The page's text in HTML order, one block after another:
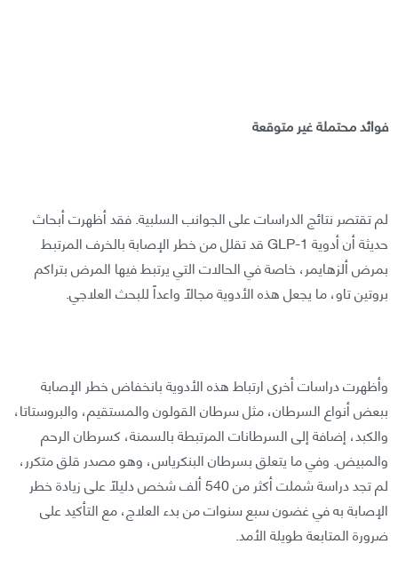
فوائد محتملة غير متوقعة
لم تقتصر نتائج الدراسات على الجوانب السلبية. فقد أظهرت أبحاث
حديثة أن أدوية GLP-1 قد تقلل من خطر الإصابة بالخرف المرتبط
بمرض ألزهايمر، خاصة في الحالات التي يرتبط فيها المرض بتراكم
بروتين تاو، ما يجعل هذه الأدوية مجالاً واعداً للبحث العلاجي.
وأظهرت دراسات أخرى ارتباط هذه الأدوية بانخفاض خطر الإصابة
ببعض أنواع السرطان، مثل سرطان القولون والمستقيم، والبروستاتا،
والكبد، إضافة إلى السرطانات المرتبطة بالسمنة، كسرطان الرحم
والمبيض. وفي ما يتعلق بسرطان البنكرياس، وهو مصدر قلق متكرر،
لم تجد دراسة شملت أكثر من 540 ألف شخص دليلاً على زيادة خطر
الإصابة به في غضون سبع سنوات من بدء العلاج، مع التأكيد على
ضرورة المتابعة طويلة الأمد.